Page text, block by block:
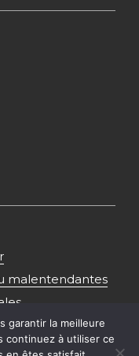
malentendantes
personnelles
garantir la meilleure
continuez à utiliser ce